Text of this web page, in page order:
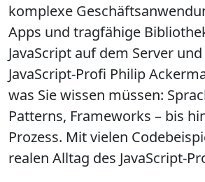
komplexe
Apps und tragfähige
JavaScript auf dem Server
JavaScript-Profi Philip
was Sie wissen müssen:
Patterns, Frameworks – bis
Prozess. Mit vielen
realen Alltag des JavaScript-